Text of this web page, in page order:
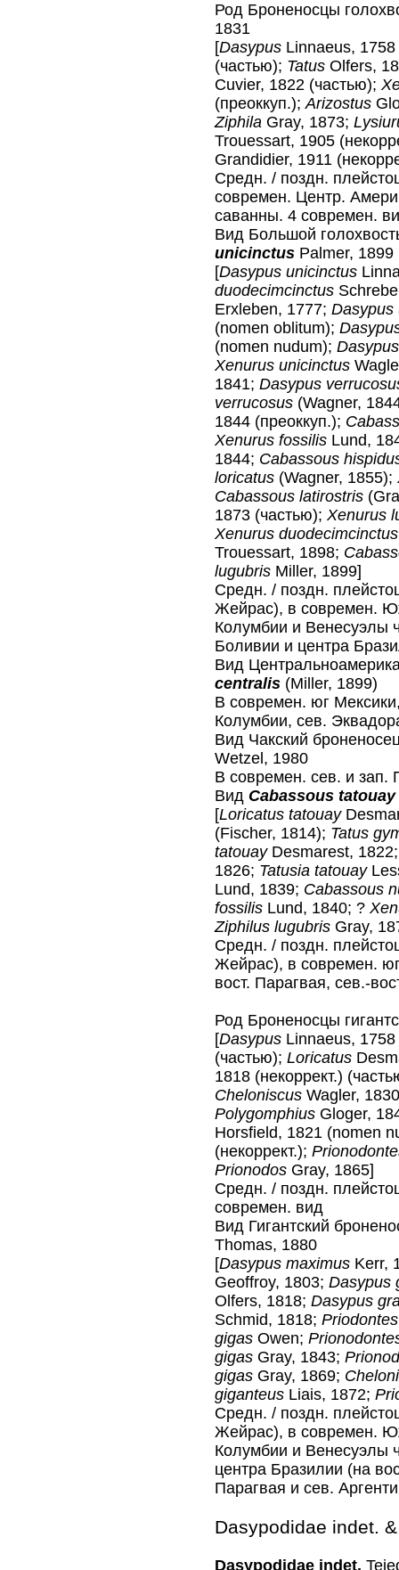
Род Броненосцы
1831
[Dasypus Linnaeus,
(частью); Tatus Olfers,
Cuvier, 1822 (частью);
(преоккуп.);Arizostus
Ziphila Gray, 1873;
Trouessart, 1905
Grandidier, 1911
Средн. / поздн.
современ. Центр.
саванны. 4 современ.
Вид Большой
unicinctus Palmer, 1899
[Dasypus unicinctus
duodecimcinctus
Erxleben, 1777; Dasypus
(nomen oblitum);
(nomen nudum);
Xenurus unicinctus
1841; Dasypus
verrucosus (Wagner,
1844 (преоккуп.);
Xenurus fossilis Lund,
1844; Cabassous
loricatus (Wagner, 1855);
Cabassous latirostris
1873 (частью); Xenurus
Xenurus duodecimcinctus
Trouessart, 1898;
lugubris Miller, 1899]
Средн. / поздн.
Жейрас), в современ.
Колумбии и Венесуэлы
Боливии и центра
Вид
centralis (Miller, 1899)
В современ. юг
Колумбии, сев.
Вид Чакский
Wetzel, 1980
В современ. сев. и зап.
Вид Cabassous tatouay
[Loricatus tatouay
(Fischer, 1814); Tatus
tatouayDesmarest,
1826; Tatusia tatouay
Lund, 1839; Cabassous
fossilis Lund, 1840; ?
Ziphilus lugubris Gray,
Средн. / поздн.
Жейрас), в современ.
вост. Парагвая, сев.-
Род Броненосцы
[Dasypus Linnaeus,
(частью); Loricatus
1818 (некоррект.)
Cheloniscus Wagler,
Polygomphius Gloger,
Horsfield, 1821 (nomen
(некоррект.);
Prionodos Gray, 1865]
Средн. / поздн.
современ. вид
Вид Гигантский
Thomas, 1880
[Dasypus maximus Kerr,
Geoffroy, 1803; Dasypus
Olfers, 1818; Dasypus
Schmid, 1818;
gigas Owen;
gigas Gray, 1843;
gigas Gray, 1869;
giganteus Liais, 1872;
Средн. / поздн.
Жейрас), в современ.
Колумбии и Венесуэлы
центра Бразилии (на
Парагвая и сев.
Dasypodidae indet.
Dasypodidae indet.